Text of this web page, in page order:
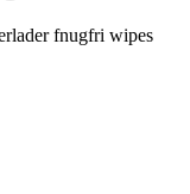
fnugfri wipes